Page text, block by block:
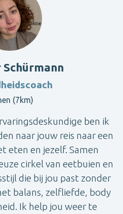
(7km)
ben ik
naar jouw reis naar een
eten en jezelf. Samen
cirkel van eetbuien en
die bij jou past zonder
balans, zelfliefde, body
Ik help jou weer te